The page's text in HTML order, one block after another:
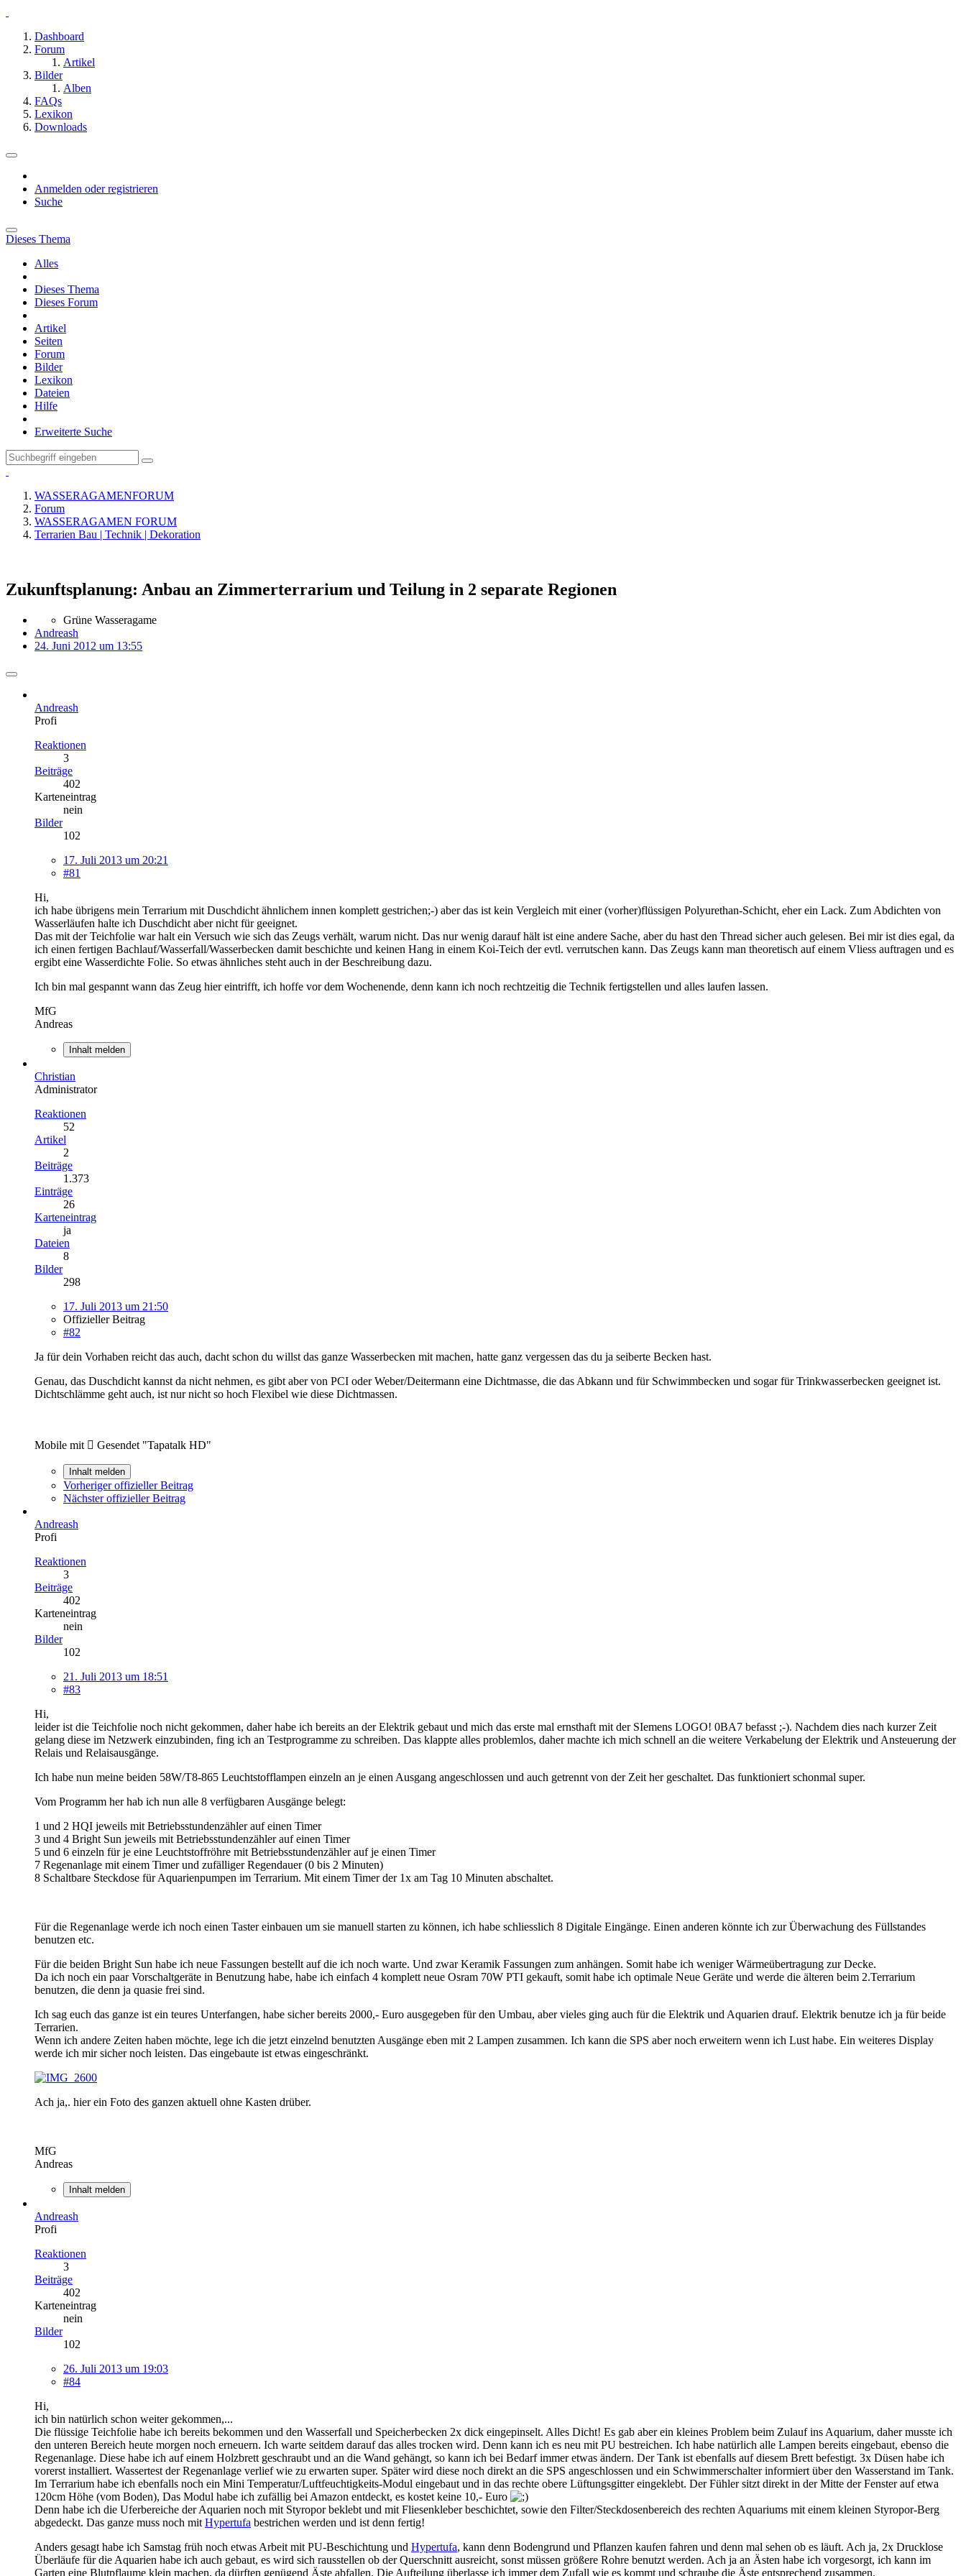
Dashboard
Forum
Artikel
Bilder
Alben
FAQs
Lexikon
Downloads
Anmelden oder registrieren
Suche
Dieses Thema
Alles
Dieses Thema
Dieses Forum
Artikel
Seiten
Forum
Bilder
Lexikon
Dateien
Hilfe
Erweiterte Suche
WASSERAGAMENFORUM
Forum
WASSERAGAMEN FORUM
Terrarien Bau | Technik | Dekoration
Zukunftsplanung: Anbau an Zimmerterrarium und Teilung in 2 separate Regionen
Grüne Wasseragame
Andreash
24. Juni 2012 um 13:55
Andreash
Profi
Reaktionen
3
Beiträge
402
Karteneintrag
nein
Bilder
102
17. Juli 2013 um 20:21
#81
Hi,
ich habe übrigens mein Terrarium mit Duschdicht ähnlichem innen komplett gestrichen;-) aber das ist kein Vergleich mit einer (vorher)flüssigen Polyurethan-Schicht, eher ein Lack. Zum Abdichten von
Wasserläufen halte ich Duschdicht aber nicht für geeignet.
Das mit der Teichfolie war halt ein Versuch wie sich das Zeugs verhält, warum nicht. Das nur wenig darauf hält ist eine andere Sache, aber du hast den Thread sicher auch gelesen. Bei mir ist dies egal, da
ich einen fertigen Bachlauf/Wasserfall/Wasserbecken damit beschichte und keinen Hang in einem Koi-Teich der evtl. verrutschen kann. Das Zeugs kann man theoretisch auf einem Vliess auftragen und es
ergibt eine Wasserdichte Folie. So etwas ähnliches steht auch in der Beschreibung dazu.
Ich bin mal gespannt wann das Zeug hier eintrifft, ich hoffe vor dem Wochenende, denn kann ich noch rechtzeitig die Technik fertigstellen und alles laufen lassen.
MfG
Andreas
Inhalt melden
Christian
Administrator
Reaktionen
52
Artikel
2
Beiträge
1.373
Einträge
26
Karteneintrag
ja
Dateien
8
Bilder
298
17. Juli 2013 um 21:50
Offizieller Beitrag
#82
Ja für dein Vorhaben reicht das auch, dacht schon du willst das ganze Wasserbecken mit machen, hatte ganz vergessen das du ja seiberte Becken hast.
Genau, das Duschdicht kannst da nicht nehmen, es gibt aber von PCI oder Weber/Deitermann eine Dichtmasse, die das Abkann und für Schwimmbecken und sogar für Trinkwasserbecken geeignet ist.
Dichtschlämme geht auch, ist nur nicht so hoch Flexibel wie diese Dichtmassen.
Mobile mit  Gesendet "Tapatalk HD"
Inhalt melden
Vorheriger offizieller Beitrag
Nächster offizieller Beitrag
Andreash
Profi
Reaktionen
3
Beiträge
402
Karteneintrag
nein
Bilder
102
21. Juli 2013 um 18:51
#83
Hi,
leider ist die Teichfolie noch nicht gekommen, daher habe ich bereits an der Elektrik gebaut und mich das erste mal ernsthaft mit der SIemens LOGO! 0BA7 befasst ;-). Nachdem dies nach kurzer Zeit
gelang diese im Netzwerk einzubinden, fing ich an Testprogramme zu schreiben. Das klappte alles problemlos, daher machte ich mich schnell an die weitere Verkabelung der Elektrik und Ansteuerung der
Relais und Relaisausgänge.
Ich habe nun meine beiden 58W/T8-865 Leuchtstofflampen einzeln an je einen Ausgang angeschlossen und auch getrennt von der Zeit her geschaltet. Das funktioniert schonmal super.
Vom Programm her hab ich nun alle 8 verfügbaren Ausgänge belegt:
1 und 2 HQI jeweils mit Betriebsstundenzähler auf einen Timer
3 und 4 Bright Sun jeweils mit Betriebsstundenzähler auf einen Timer
5 und 6 einzeln für je eine Leuchtstoffröhre mit Betriebsstundenzähler auf je einen Timer
7 Regenanlage mit einem Timer und zufälliger Regendauer (0 bis 2 Minuten)
8 Schaltbare Steckdose für Aquarienpumpen im Terrarium. Mit einem Timer der 1x am Tag 10 Minuten abschaltet.
Für die Regenanlage werde ich noch einen Taster einbauen um sie manuell starten zu können, ich habe schliesslich 8 Digitale Eingänge. Einen anderen könnte ich zur Überwachung des Füllstandes
benutzen etc.
Für die beiden Bright Sun habe ich neue Fassungen bestellt auf die ich noch warte. Und zwar Keramik Fassungen zum anhängen. Somit habe ich weniger Wärmeübertragung zur Decke.
Da ich noch ein paar Vorschaltgeräte in Benutzung habe, habe ich einfach 4 komplett neue Osram 70W PTI gekauft, somit habe ich optimale Neue Geräte und werde die älteren beim 2.Terrarium
benutzen, die denn ja quasie frei sind.
Ich sag euch das ganze ist ein teures Unterfangen, habe sicher bereits 2000,- Euro ausgegeben für den Umbau, aber vieles ging auch für die Elektrik und Aquarien drauf. Elektrik benutze ich ja für beide
Terrarien.
Wenn ich andere Zeiten haben möchte, lege ich die jetzt einzelnd benutzten Ausgänge eben mit 2 Lampen zusammen. Ich kann die SPS aber noch erweitern wenn ich Lust habe. Ein weiteres Display
werde ich mir sicher noch leisten. Das eingebaute ist etwas eingeschränkt.
Ach ja,. hier ein Foto des ganzen aktuell ohne Kasten drüber.
MfG
Andreas
Inhalt melden
Andreash
Profi
Reaktionen
3
Beiträge
402
Karteneintrag
nein
Bilder
102
26. Juli 2013 um 19:03
#84
Hi,
ich bin natürlich schon weiter gekommen,...
Die flüssige Teichfolie habe ich bereits bekommen und den Wasserfall und Speicherbecken 2x dick eingepinselt. Alles Dicht! Es gab aber ein kleines Problem beim Zulauf ins Aquarium, daher musste ich
den unteren Bereich heute morgen noch erneuern. Ich warte seitdem darauf das alles trocken wird. Denn kann ich es neu mit PU bestreichen. Ich habe natürlich alle Lampen bereits eingebaut, ebenso die
Regenanlage. Diese habe ich auf einem Holzbrett geschraubt und an die Wand gehängt, so kann ich bei Bedarf immer etwas ändern. Der Tank ist ebenfalls auf diesem Brett befestigt. 3x Düsen habe ich
vorerst installiert. Wassertest der Regenanlage verlief wie zu erwarten super. Später wird diese noch direkt an die SPS angeschlossen und ein Schwimmerschalter informiert über den Wasserstand im Tank.
Im Terrarium habe ich ebenfalls noch ein Mini Temperatur/Luftfeuchtigkeits-Modul eingebaut und in das rechte obere Lüftungsgitter eingeklebt. Der Fühler sitzt direkt in der Mitte der Fenster auf etwa
120cm Höhe (vom Boden), Das Modul habe ich zufällig bei Amazon entdeckt, es kostet keine 10,- Euro
Denn habe ich die Uferbereiche der Aquarien noch mit Styropor beklebt und mit Fliesenkleber beschichtet, sowie den Filter/Steckdosenbereich des rechten Aquariums mit einem kleinen Styropor-Berg
abgedeckt. Das ganze muss noch mit Hypertufa bestrichen werden und ist denn fertig!
Anders gesagt habe ich Samstag früh noch etwas Arbeit mit PU-Beschichtung und Hypertufa, kann denn Bodengrund und Pflanzen kaufen fahren und denn mal sehen ob es läuft. Ach ja, 2x Drucklose
Überläufe für die Aquarien habe ich auch gebaut, es wird sich rausstellen ob der Querschnitt ausreicht, sonst müssen größere Rohre benutzt werden. Ach ja an Ästen habe ich vorgesorgt, ich kann im
Garten eine Blutpflaume klein machen, da dürften genügend Äste abfallen. Die Aufteilung überlasse ich immer dem Zufall wie es kommt und schraube die Äste entsprechend zusammen.